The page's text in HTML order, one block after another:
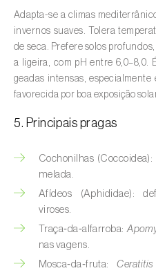
rotundifolia
Banana (Musa spp.)
Batata ( Solanum
Batata-doce (
Begónia (Hillebrandia
Beringela (
Beterraba (
Bétula ( )
Buxo (Buxus
Adapta-se a climas
invernos suaves. Tolera
de seca. Prefere solos
a ligeira, com pH entre 6,0–8,0.
geadas intensas,
favorecida por boa exposição
5. Principais pragas
Cochonilhas
melada.
Afídeos (Aphididae):
viroses.
Traça‑da‑alfarroba:
nas vagens.
Mosca‑da‑fruta: